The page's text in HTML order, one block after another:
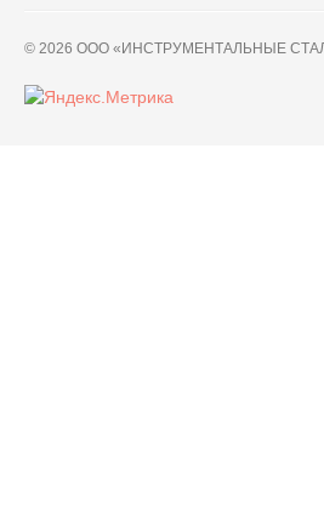
© 2026 ООО «ИНСТРУМЕНТАЛЬНЫЕ